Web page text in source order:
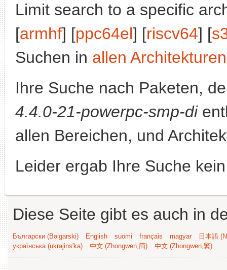
Limit search to a specific
[armhf] [ppc64el] [riscv64] [
Suchen in allen Architekturen
Ihre Suche nach Paketen,
4.4.0-21-powerpc-smp-di
allen Bereichen, und
Leider ergab Ihre Suche
Diese Seite gibt es auch in
Български (Bəlgarski) English suomi français magyar
日本語
українська (ukrajins'ka)
中文 (Zhongwen,简) 中文 (Zhongwen,繁)